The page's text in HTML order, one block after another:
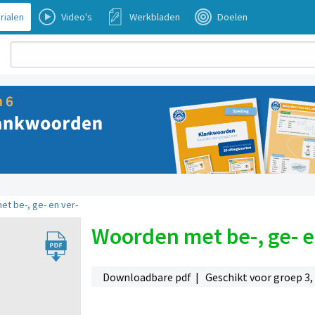
Video's Werkbladen Doelen
be-, ge- en ver-
Woorden met be-, ge-
Downloadbare pdf | Geschikt voor groep 3,